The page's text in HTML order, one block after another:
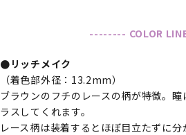
-------- COLOR
●リッチメイク
（着色部外径：13.2mm）
ブラウンのフチのレースの柄が特徴。
ラスしてくれます。
レース柄は装着するとほぼ目立たずに